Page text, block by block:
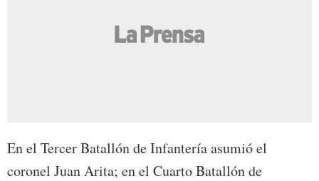
En el Tercer Batallón de Infantería asumió el
coronel Juan Arita; en el Cuarto Batallón de